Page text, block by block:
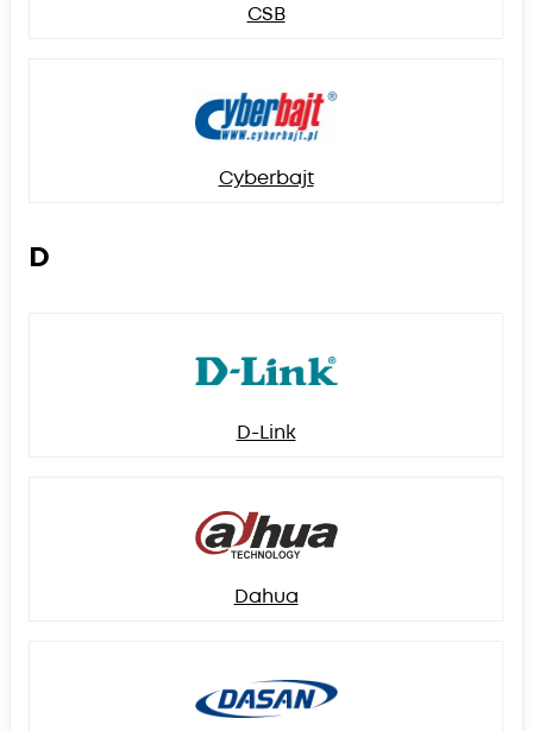
CSB
Cyberbajt
D
D-Link
Dahua